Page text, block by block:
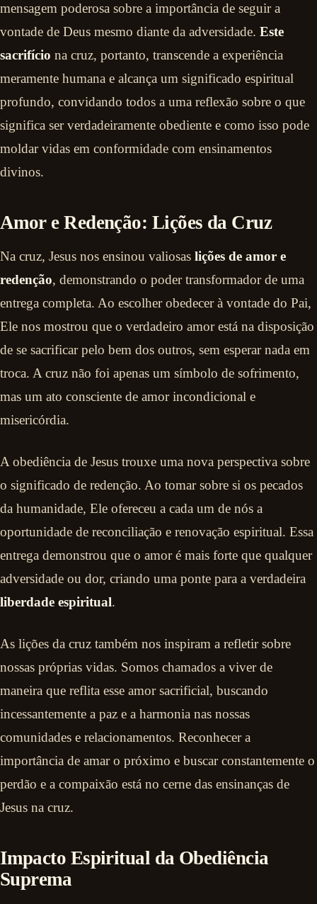
mensagem poderosa sobre a importância de seguir a
vontade de Deus mesmo diante da adversidade. Este
sacrifício na cruz, portanto, transcende a experiência
meramente humana e alcança um significado espiritual
profundo, convidando todos a uma reflexão sobre o que
significa ser verdadeiramente obediente e como isso pode
moldar vidas em conformidade com ensinamentos
divinos.
Amor e Redenção: Lições da Cruz
Na cruz, Jesus nos ensinou valiosas lições de amor e
redenção, demonstrando o poder transformador de uma
entrega completa. Ao escolher obedecer à vontade do Pai,
Ele nos mostrou que o verdadeiro amor está na disposição
de se sacrificar pelo bem dos outros, sem esperar nada em
troca. A cruz não foi apenas um símbolo de sofrimento,
mas um ato consciente de amor incondicional e
misericórdia.
A obediência de Jesus trouxe uma nova perspectiva sobre
o significado de redenção. Ao tomar sobre si os pecados
da humanidade, Ele ofereceu a cada um de nós a
oportunidade de reconciliação e renovação espiritual. Essa
entrega demonstrou que o amor é mais forte que qualquer
adversidade ou dor, criando uma ponte para a verdadeira
liberdade espiritual.
As lições da cruz também nos inspiram a refletir sobre
nossas próprias vidas. Somos chamados a viver de
maneira que reflita esse amor sacrificial, buscando
incessantemente a paz e a harmonia nas nossas
comunidades e relacionamentos. Reconhecer a
importância de amar o próximo e buscar constantemente o
perdão e a compaixão está no cerne das ensinanças de
Jesus na cruz.
Impacto Espiritual da Obediência
Suprema